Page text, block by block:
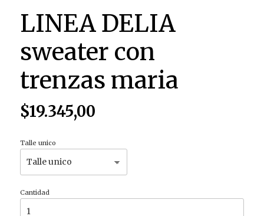
LINEA DELIA
sweater con
trenzas maria
$19.345,00
Talle unico
Cantidad